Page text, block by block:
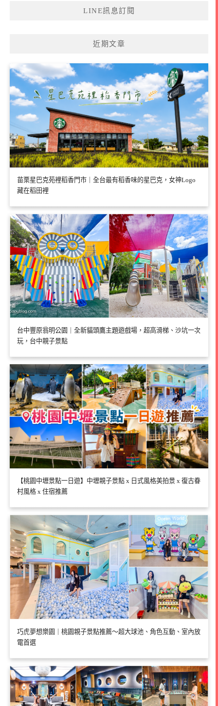
LINE訊息訂閱
近期文章
苗栗星巴克苑裡稻香門市｜全台最有稻香味的星巴克，女神Logo
藏在稻田裡
台中豐原翁明公園｜全新貓頭鷹主題遊戲場，超高滑梯、沙坑一次
玩，台中親子景點
【桃園中壢景點一日遊】中壢親子景點 x 日式風格美拍景 x 復古眷
村風格 x 住宿推薦
巧虎夢想樂園｜桃園親子景點推薦～超大球池、角色互動、室內放
電首選